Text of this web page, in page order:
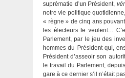
suprématie d’un Président,
notre vie politique
« règne » de cinq ans
les électeurs le veulent…
Parlement, par le jeu des
hommes du Président qui,
Président d’asseoir son
le travail du Parlement,
gare à ce dernier s’il n’était